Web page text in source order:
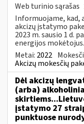
Web turinio sąrašas
Informuojame, kad,
akcizų įstatymo
2023 m. sausio 1 d.
energijos
Metai: 2022
Akcizų mokesčių
Dėl akcizų
(arba)
įstatymo 27
punktuose